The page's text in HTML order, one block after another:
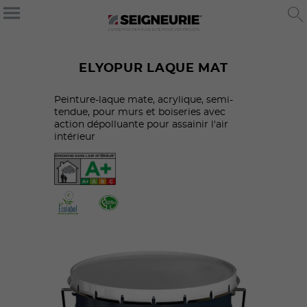
ELYOPUR LAQUE MAT
Peinture-laque mate, acrylique, semi-
tendue, pour murs et boiseries avec
action dépolluante pour assainir l'air
intérieur